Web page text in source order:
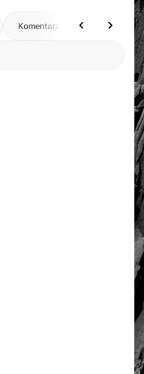
Komentarze